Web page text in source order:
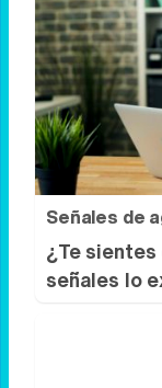
Dónde viajar
Los
visitar el